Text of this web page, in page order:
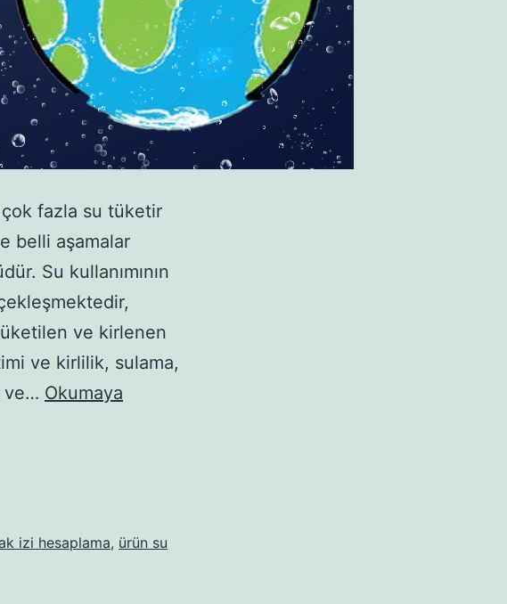
fazla su tüketir
belli aşamalar
Su kullanımının
ve kirlenen
ve kirlilik, sulama,
ve… Okumaya
izi hesaplama, ürün su